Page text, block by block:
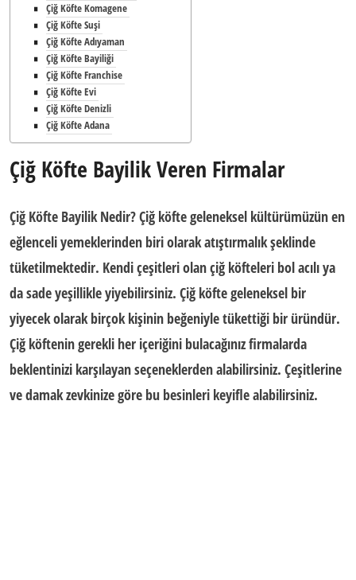
Çiğ Köfte Komagene
Çiğ Köfte Suşi
Çiğ Köfte Adıyaman
Çiğ Köfte Bayiliği
Çiğ Köfte Franchise
Çiğ Köfte Evi
Çiğ Köfte Denizli
Çiğ Köfte Adana
Çiğ Köfte Bayilik Veren Firmalar
Çiğ Köfte Bayilik Nedir?Çiğ köfte geleneksel kültürümüzün en
eğlenceli yemeklerinden biri olarak atıştırmalık şeklinde
tüketilmektedir. Kendi çeşitleri olan çiğ köfteleri bol acılı ya
da sade yeşillikle yiyebilirsiniz. Çiğ köftegeleneksel bir
yiyecek olarak birçok kişinin beğeniyle tükettiği bir üründür.
Çiğ köftenin gerekli her içeriğini bulacağınız firmalarda
beklentinizi karşılayan seçeneklerden alabilirsiniz. Çeşitlerine
ve damak zevkinize göre bu besinleri keyifle alabilirsiniz.